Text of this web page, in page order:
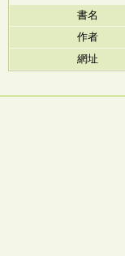
書名
作者
網址